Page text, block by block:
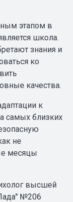
этапом в
школа.
знания и
ко
качества.
к
самых близких
не
месяцы
высшей
№206